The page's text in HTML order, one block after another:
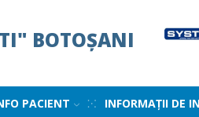
BOTOȘANI
PACIENT INFORMAȚII DE